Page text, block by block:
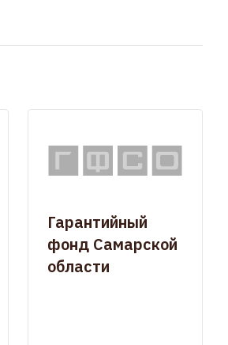
Гарантийный
фонд Самарской
области